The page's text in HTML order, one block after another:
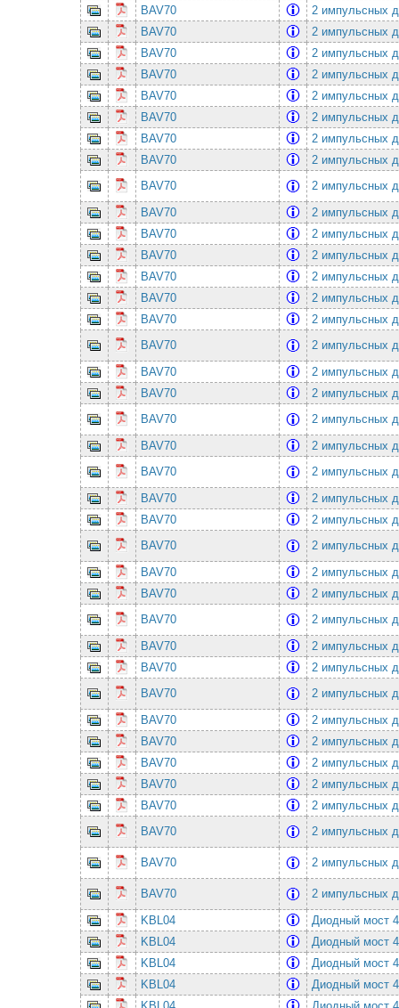
BAV70
2 импульсных
BAV70
2 импульсных
BAV70
2 импульсных
BAV70
2 импульсных
BAV70
2 импульсных
BAV70
2 импульсных
BAV70
2 импульсных
BAV70
2 импульсных
BAV70
2 импульсных
BAV70
2 импульсных
BAV70
2 импульсных
BAV70
2 импульсных
BAV70
2 импульсных
BAV70
2 импульсных
BAV70
2 импульсных
BAV70
2 импульсных
BAV70
2 импульсных
BAV70
2 импульсных
BAV70
2 импульсных
BAV70
2 импульсных
BAV70
2 импульсных
BAV70
2 импульсных
BAV70
2 импульсных
BAV70
2 импульсных
BAV70
2 импульсных
BAV70
2 импульсных
BAV70
2 импульсных
BAV70
2 импульсных
BAV70
2 импульсных
BAV70
2 импульсных
BAV70
2 импульсных
BAV70
2 импульсных
BAV70
2 импульсных
BAV70
2 импульсных
BAV70
2 импульсных
BAV70
2 импульсных
BAV70 2 импульсных
BAV70
2 импульсных
KBL04
Диодный мост
KBL04
Диодный мост
KBL04
Диодный мост
KBL04
Диодный мост